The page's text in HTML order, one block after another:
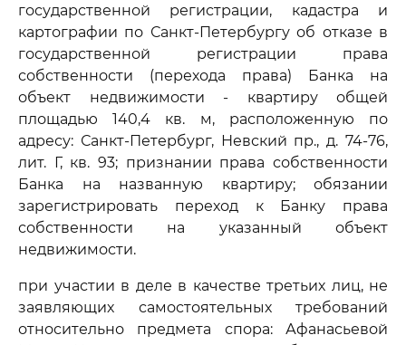
государственной регистрации, кадастра и
картографии по Санкт-Петербургу об отказе в
государственной регистрации права
собственности (перехода права) Банка на
объект недвижимости - квартиру общей
площадью 140,4 кв. м, расположенную по
адресу: Санкт-Петербург, Невский пр., д. 74-76,
лит. Г, кв. 93; признании права собственности
Банка на названную квартиру; обязании
зарегистрировать переход к Банку права
собственности на указанный объект
недвижимости.
при участии в деле в качестве третьих лиц, не
заявляющих самостоятельных требований
относительно предмета спора: Афанасьевой